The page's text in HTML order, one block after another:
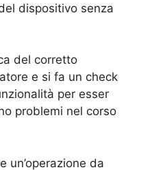
dispositivo senza
del corretto
e si fa un check
per esser
problemi nel corso
un’operazione da